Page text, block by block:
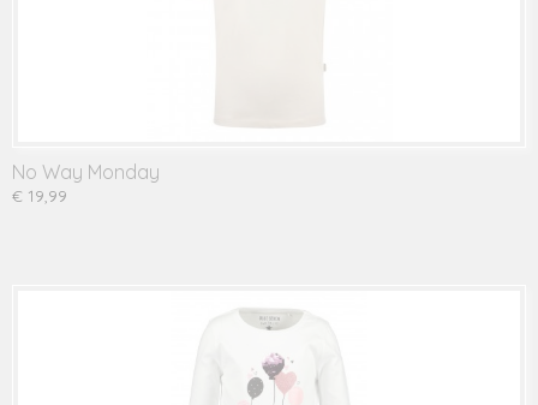
No Way Monday
€ 19,99